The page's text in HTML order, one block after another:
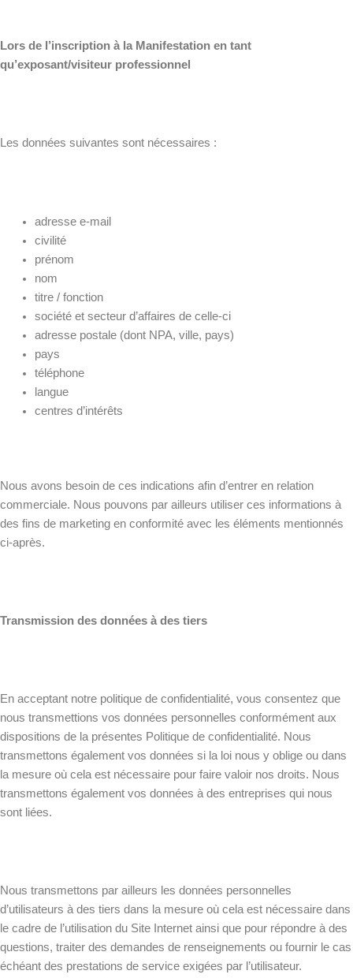
Lors de l’inscription à la Manifestation en tant
qu’exposant/visiteur professionnel
Les données suivantes sont nécessaires :
adresse e-mail
civilité
prénom
nom
titre / fonction
société et secteur d’affaires de celle-ci
adresse postale (dont NPA, ville, pays)
pays
téléphone
langue
centres d’intérêts
Nous avons besoin de ces indications afin d’entrer en relation
commerciale. Nous pouvons par ailleurs utiliser ces informations à
des fins de marketing en conformité avec les éléments mentionnés
ci-après.
Transmission des données à des tiers
En acceptant notre politique de confidentialité, vous consentez que
nous transmettions vos données personnelles conformément aux
dispositions de la présentes Politique de confidentialité. Nous
transmettons également vos données si la loi nous y oblige ou dans
la mesure où cela est nécessaire pour faire valoir nos droits. Nous
transmettons également vos données à des entreprises qui nous
sont liées.
Nous transmettons par ailleurs les données personnelles
d’utilisateurs à des tiers dans la mesure où cela est nécessaire dans
le cadre de l’utilisation du Site Internet ainsi que pour répondre à des
questions, traiter des demandes de renseignements ou fournir le cas
échéant des prestations de service exigées par l’utilisateur.